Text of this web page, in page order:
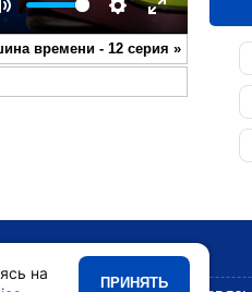
Mute Settings
Enter
fullscreen
времени - 12 серия »
•Мультики
на
ПРИНЯТЬ